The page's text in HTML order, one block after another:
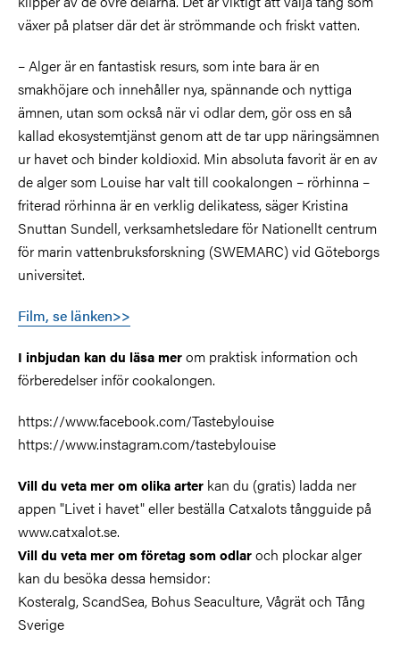
växer på platser där det är strömmande och friskt vatten.
– Alger är en fantastisk resurs, som inte bara är en
smakhöjare och innehåller nya, spännande och nyttiga
ämnen, utan som också när vi odlar dem, gör oss en så
kallad ekosystemtjänst genom att de tar upp näringsämnen
ur havet och binder koldioxid. Min absoluta favorit är en av
de alger som Louise har valt till cookalongen – rörhinna –
friterad rörhinna är en verklig delikatess, säger Kristina
Snuttan Sundell, verksamhetsledare för Nationellt centrum
för marin vattenbruksforskning (SWEMARC) vid Göteborgs
universitet.
Film, se länken>>
I inbjudan kan du läsa merom praktisk information och
förberedelser inför cookalongen.
https://www.facebook.com/Tastebylouise
https://www.instagram.com/tastebylouise
Vill du veta merom olika arter kan du (gratis) ladda ner
appen "Livet i havet" eller beställa Catxalots tångguide på
www.catxalot.se.
Vill du veta mer om företag som odlaroch plockar alger
kan du besöka dessa hemsidor:
Kosteralg, ScandSea, Bohus Seaculture, Vågrät och Tång
Sverige